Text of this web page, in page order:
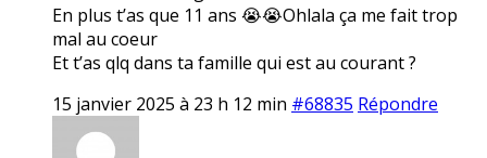
En plus t’as que 11 ans 😭😭Ohlala ça me fait trop
mal au coeur
Et t’as qlq dans ta famille qui est au courant ?
15 janvier 2025 à 23 h 12 min #68835 Répondre